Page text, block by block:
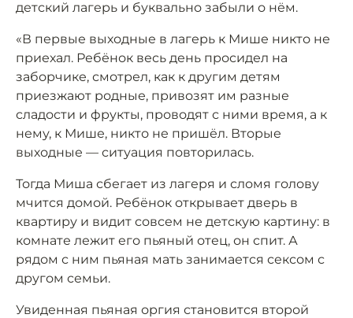
детский лагерь и буквально забыли о нём.
«В первые выходные в лагерь к Мише никто не
приехал. Ребёнок весь день просидел на
заборчике, смотрел, как к другим детям
приезжают родные, привозят им разные
сладости и фрукты, проводят с ними время, а к
нему, к Мише, никто не пришёл. Вторые
выходные — ситуация повторилась.
Тогда Миша сбегает из лагеря и сломя голову
мчится домой. Ребёнок открывает дверь в
квартиру и видит совсем не детскую картину: в
комнате лежит его пьяный отец, он спит. А
рядом с ним пьяная мать занимается сексом с
другом семьи.
Увиденная пьяная оргия становится второй